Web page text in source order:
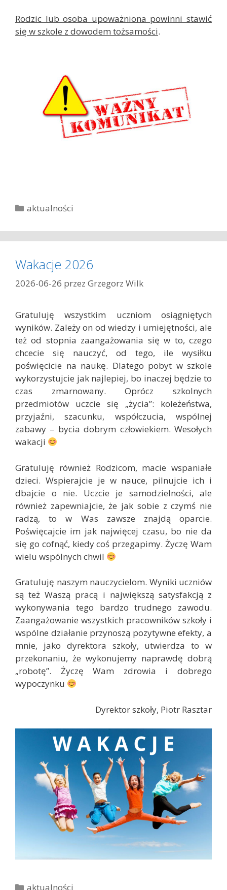
Rodzic lub osoba upoważniona powinni stawić
się w szkole z dowodem tożsamości.
K
t
e
o
r
aktualności
Wakacje 2026
2026-06-26 przez Grzegorz Wilk
Gratuluję wszystkim uczniom osiągniętych
wyników. Zależy on od wiedzy i umiejętności, ale
też od stopnia zaangażowania się w to, czego
chcecie się nauczyć, od tego, ile wysiłku
poświęcicie na naukę. Dlatego pobyt w szkole
wykorzystujcie jak najlepiej, bo inaczej będzie to
czas zmarnowany. Oprócz szkolnych
przedmiotów uczcie się „życia”: koleżeństwa,
przyjaźni, szacunku, współczucia, wspólnej
zabawy – bycia dobrym człowiekiem. Wesołych
wakacji
Gratuluję również Rodzicom, macie wspaniałe
dzieci. Wspierajcie je w nauce, pilnujcie ich i
dbajcie o nie. Uczcie je samodzielności, ale
również zapewniajcie, że jak sobie z czymś nie
radzą, to w Was zawsze znajdą oparcie.
Poświęcajcie im jak najwięcej czasu, bo nie da
się go cofnąć, kiedy coś przegapimy. Życzę Wam
wielu wspólnych chwil
Gratuluję naszym nauczycielom. Wyniki uczniów
są też Waszą pracą i największą satysfakcją z
wykonywania tego bardzo trudnego zawodu.
Zaangażowanie wszystkich pracowników szkoły i
wspólne działanie przynoszą pozytywne efekty, a
mnie, jako dyrektora szkoły, utwierdza to w
przekonaniu, że wykonujemy naprawdę dobrą
„robotę”. Życzę Wam zdrowia i dobrego
wypoczynku
Dyrektor szkoły, Piotr Rasztar
K
aktualności